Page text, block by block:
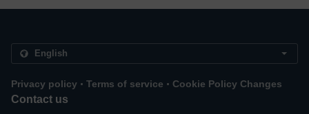
Privacy policy . Terms of service . Cookie Policy Changes
Contact us